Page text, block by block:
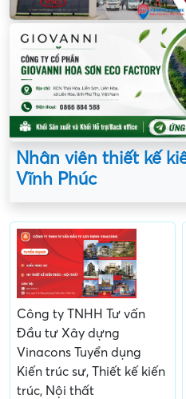
Nhân viên thiết kế
Vĩnh Phúc
Công ty TNHH Tư vấn
Đầu tư Xây dựng
Vinacons Tuyển dụng
Kiến trúc sư, Thiết kế kiến
trúc, Nội thất